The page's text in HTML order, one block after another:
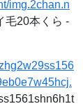
img.2chan.n
毛20本くら -